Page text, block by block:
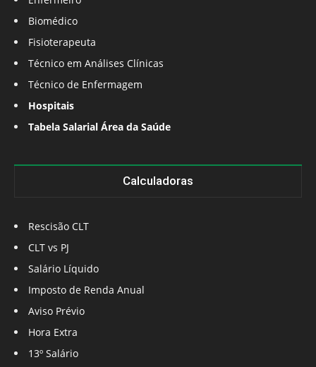
Biomédico
Fisioterapeuta
Técnico em Análises Clínicas
Técnico de Enfermagem
Hospitais
Tabela Salarial Área da Saúde
Calculadoras
Rescisão CLT
CLT vs PJ
Salário Líquido
Imposto de Renda Anual
Aviso Prévio
Hora Extra
13º Salário